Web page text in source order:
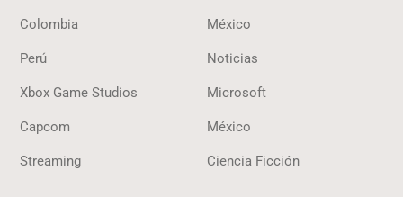
Colombia México
Perú Noticias
Xbox Game Studios Microsoft
Capcom México
Streaming Ciencia Ficción